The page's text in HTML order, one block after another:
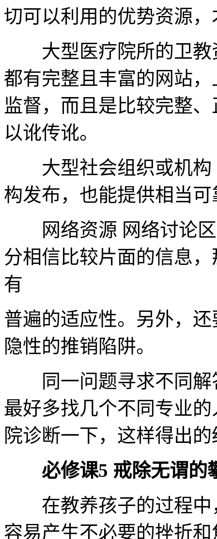
切可以利用的优势资源
大型医疗院所的卫教
都有完整且丰富的网站
监督，而且是比较完整
以讹传讹。
大型社会组织或机构
构发布，也能提供相当
网络资源 网络讨论区
分相信比较片面的信息
有
普遍的适应性。另外，
隐性的推销陷阱。
同一问题寻求不同解
最好多找几个不同专业
院诊断一下，这样得出
必修课5 戒除无谓的
在教养孩子的过程中
容易产生不必要的挫折